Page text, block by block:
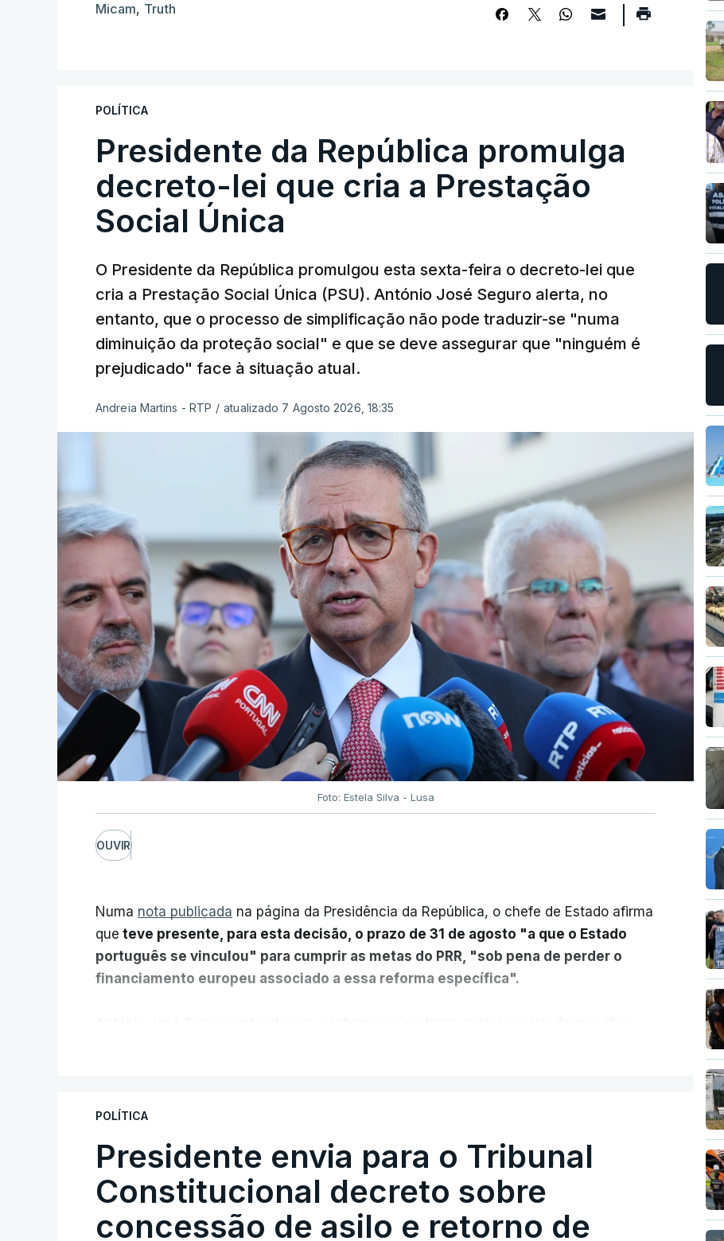
Micam, Truth
POLÍTICA
Presidente da República promulga
decreto-lei que cria a Prestação
Social Única
O Presidente da República promulgou esta sexta-feira o decreto-lei que
cria a Prestação Social Única (PSU). António José Seguro alerta, no
entanto, que o processo de simplificação não pode traduzir-se "numa
diminuição da proteção social" e que se deve assegurar que "ninguém é
prejudicado" face à situação atual.
Andreia Martins - RTP / atualizado 7 Agosto 2026, 18:35
Foto: Estela Silva - Lusa
OUVIR
Numa nota publicada na página da Presidência da República, o chefe de Estado afirma
que teve presente, para esta decisão, o prazo de 31 de agosto "a que o Estado
português se vinculou" para cumprir as metas do PRR, "sob pena de perder o
financiamento europeu associado a essa reforma específica".
os apoios chegam a quem mais necessita, estaremos a dar um passo na direção
Assegurar que "ninguém é prejudicado"
POLÍTICA
Presidente envia para o Tribunal
Constitucional decreto sobre
concessão de asilo e retorno de